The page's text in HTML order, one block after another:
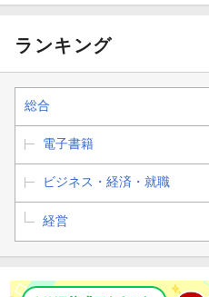
ランキング
総合
電子書籍
ビジネス・経済・就職
経営